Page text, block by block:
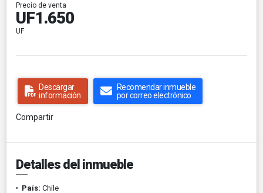
Precio de venta
UF1.650
UF
Descargar
información
Recomendar inmueble
por correo electrónico
Compartir
Detalles del inmueble
País: Chile